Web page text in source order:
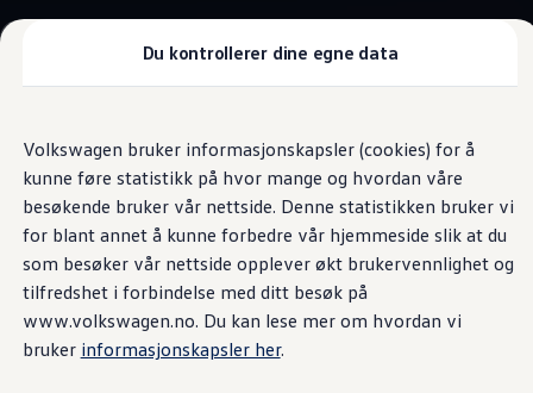
Du kontrollerer dine egne data
Volkswagen bruker informasjonskapsler (cookies) for å
kunne føre statistikk på hvor mange og hvordan våre
besøkende bruker vår nettside. Denne statistikken bruker vi
for blant annet å kunne forbedre vår hjemmeside slik at du
som besøker vår nettside opplever økt brukervennlighet og
tilfredshet i forbindelse med ditt besøk på
www.volkswagen.no. Du kan lese mer om hvordan vi
bruker informasjonskapsler her.
hovedinnhold
til
footer
Tilbehør
ID. Buzz GTX Lang Varebil
Kampanjer
ID. Polo
ID.3
ID.3 Neo
ID.4
ID.7 Tourer
Våre varebiler
Prislister
Kampanjer
ID. Buzz Cargo
Interiør
Helt nytt og
oppgradert